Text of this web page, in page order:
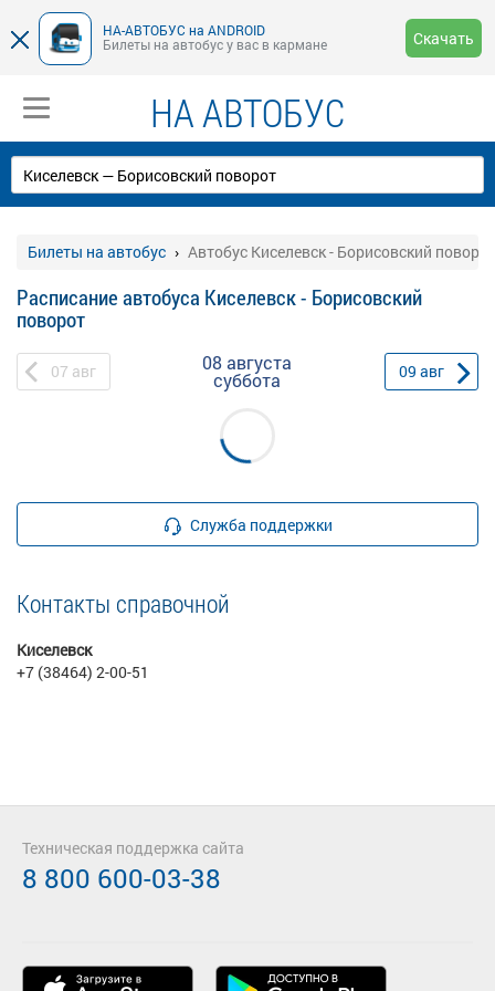
НА-АВТОБУС на ANDROID
Билеты на автобус у вас в кармане
Скачать
НА АВТОБУС
Билеты на автобус Автобус Киселевск - Борисовский поворот
Расписание автобуса Киселевск - Борисовский
поворот
07 авг 08 августа
суббота 09 авг
Служба поддержки
Контакты справочной
Киселевск
+7 (38464) 2-00-51
Техническая поддержка сайта
8 800 600-03-38